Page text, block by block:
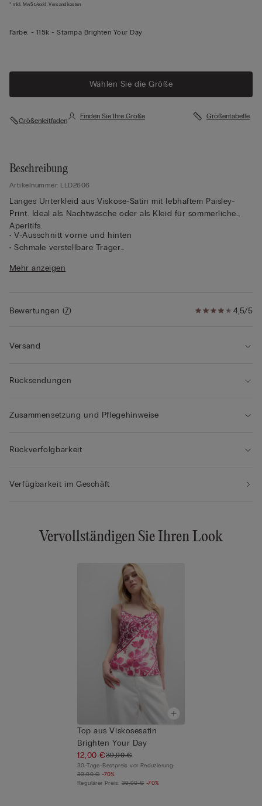
* inkl. MwSt./exkl. Versandkosten
Farbe: - 115k - Stampa Brighten Your Day
Wählen Sie die Größe
Größenleitfaden
Finden Sie Ihre Größe Größentabelle
Beschreibung
Artikelnummer: LLD2606
Langes Unterkleid aus Viskose-Satin mit lebhaftem Paisley-
Print. Ideal als Nachtwäsche oder als Kleid für sommerliche
Aperitifs.
• V-Ausschnitt vorne und hinten
• Schmale verstellbare Träger
• Das Model ist 175 cm groß und trägt Größe 2 / S
Mehr anzeigen
4,5/5
Bewertungen (7)
Versand
Rücksendungen
Zusammensetzung und Pflegehinweise
Rückverfolgbarkeit
Verfügbarkeit im Geschäft
Vervollständigen Sie Ihren Look
Top aus Viskosesatin
Brighten Your Day
12,00 €39,90 €
30-Tage-Bestpreis vor Reduzierung:
39,90 € -70%
Regulärer Preis: 39,90 € -70%